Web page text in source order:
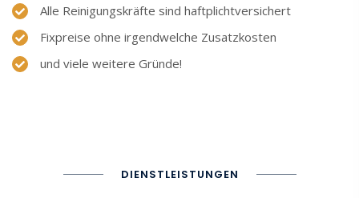
Alle Reinigungskräfte sind haftplichtversichert
Fixpreise ohne irgendwelche Zusatzkosten
und viele weitere Gründe!
DIENSTLEISTUNGEN